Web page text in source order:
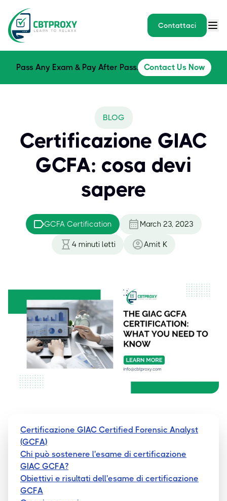
Contattaci
Pass Any Exam & Pay After Pass. Contact Us Now
BLOG
Certificazione GIAC
GCFA: cosa devi
sapere
GCFA Certification March 23, 2023
4 minuti letti Amit K
Certificazione GIAC Certified Forensic Analyst
(GCFA)
Chi può sostenere l'esame di certificazione
GIAC GCFA?
Obiettivi e risultati dell'esame di certificazione
GCFA